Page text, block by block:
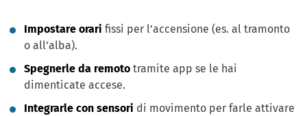
Impostare orari fissi per l’accensione (es. al tramonto
o all’alba).
Spegnerle da remoto tramite app se le hai
dimenticate accese.
Integrarle con sensori di movimento per farle attivare